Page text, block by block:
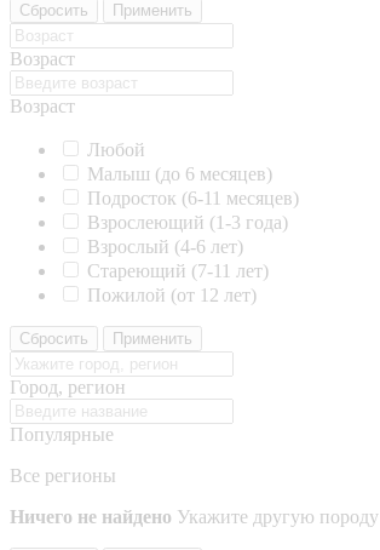
Сбросить Применить
Возраст
Возраст
Любой
Малыш (до 6 месяцев)
Подросток (6-11 месяцев)
Взрослеющий (1-3 года)
Взрослый (4-6 лет)
Стареющий (7-11 лет)
Пожилой (от 12 лет)
Сбросить Применить
Город, регион
Популярные
Все регионы
Ничего не найдено Укажите другую породу